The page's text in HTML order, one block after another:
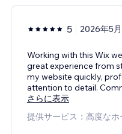
5 2026年5
Working with this Wix
great experience from
my website quickly,
attention to detail.
さらに表示
提供サービス：高度な